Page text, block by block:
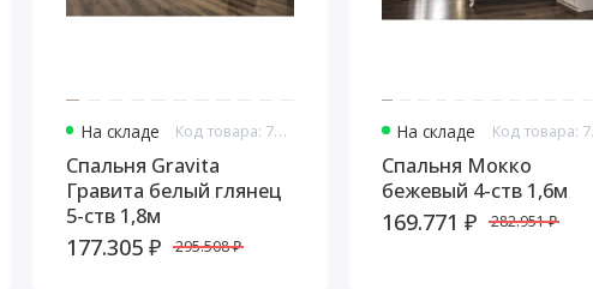
На складе Код товара: 7593
Спальня Gravita
Гравита белый глянец
5-ств 1,8м
177.305 ₽ 295.508 ₽
На складе
Спальня Мокко
бежевый 4-ств 1,6м
169.771 ₽ 282.951 ₽